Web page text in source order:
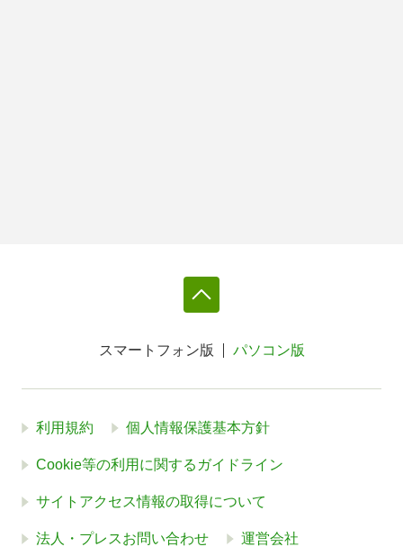
スマートフォン版 パソコン版
利用規約 個人情報保護基本方針
Cookie等の利用に関するガイドライン
サイトアクセス情報の取得について
法人・プレスお問い合わせ 運営会社